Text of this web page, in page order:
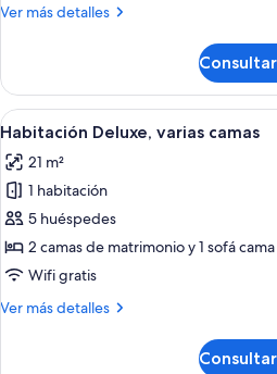
cama
grande
Ver más detalles
Más
Deluxe,
cama
matrimonio
grande
Abrir
todas
las
fotos
de
Habitación
Deluxe,
camas
8
Habitación Deluxe, varias camas
21 m²
1 habitación
5 huéspedes
2 camas de matrimonio y 1 sofá
Wifi gratis
Ver más detalles
Más